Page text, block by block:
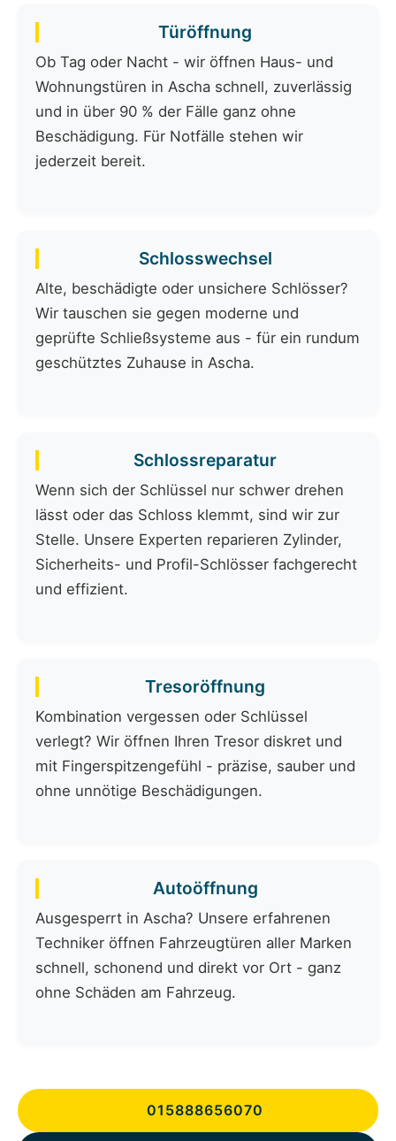
Türöffnung
Ob Tag oder Nacht - wir öffnen Haus- und
Wohnungstüren in Ascha schnell, zuverlässig
und in über 90 % der Fälle ganz ohne
Beschädigung. Für Notfälle stehen wir
jederzeit bereit.
Schlosswechsel
Alte, beschädigte oder unsichere Schlösser?
Wir tauschen sie gegen moderne und
geprüfte Schließsysteme aus - für ein rundum
geschütztes Zuhause in Ascha.
Schlossreparatur
Wenn sich der Schlüssel nur schwer drehen
lässt oder das Schloss klemmt, sind wir zur
Stelle. Unsere Experten reparieren Zylinder,
Sicherheits- und Profil-Schlösser fachgerecht
und effizient.
Tresoröffnung
Kombination vergessen oder Schlüssel
verlegt? Wir öffnen Ihren Tresor diskret und
mit Fingerspitzengefühl - präzise, sauber und
ohne unnötige Beschädigungen.
Autoöffnung
Ausgesperrt in Ascha? Unsere erfahrenen
Techniker öffnen Fahrzeugtüren aller Marken
schnell, schonend und direkt vor Ort - ganz
ohne Schäden am Fahrzeug.
015888656070